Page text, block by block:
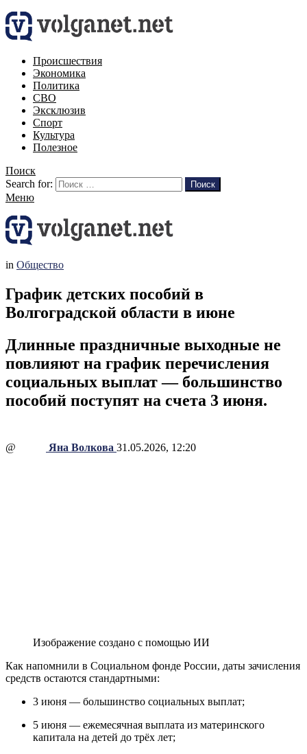
Происшествия
Экономика
Политика
СВО
Эксклюзив
Спорт
Культура
Полезное
Поиск
Search for:
Поиск
Меню
in Общество
График детских пособий в
Волгоградской области в июне
Длинные праздничные выходные не
повлияют на график перечисления
социальных выплат — большинство
пособий поступят на счета 3 июня.
@ Яна Волкова 31.05.2026, 12:20
Изображение создано с помощью ИИ
Как напомнили в Социальном фонде России, даты зачисления
средств остаются стандартными:
3 июня — большинство социальных выплат;
5 июня — ежемесячная выплата из материнского
капитала на детей до трёх лет;